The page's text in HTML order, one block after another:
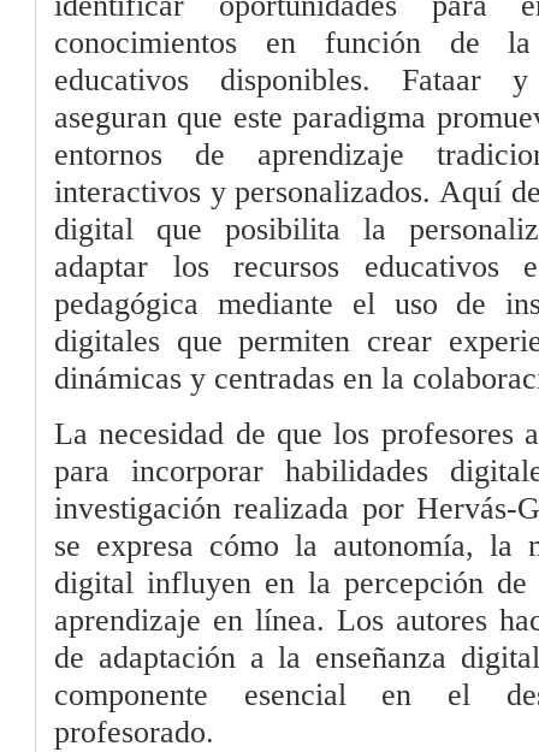
conocimientos en función de
educativos disponibles. Fataar
aseguran que este paradigma
entornos de aprendizaje
interactivos y personalizados. Aquí
digital que posibilita la
adaptar los recursos educativos
pedagógica mediante el uso de
digitales que permiten crear
dinámicas y centradas en la
La necesidad de que los profesores
para incorporar habilidades
investigación realizada por Hervás-
se expresa cómo la autonomía, la
digital influyen en la percepción de
aprendizaje en línea. Los autores
de adaptación a la enseñanza
componente esencial en el
profesorado.